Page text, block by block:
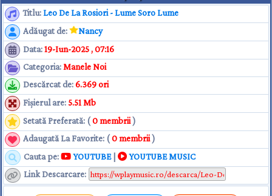
Titlu: Leo De La Rosiori - Lume Soro Lume
Adăugat de:
Nancy
Data:19-Iun-2025 , 07:16
Categoria: Manele Noi
Descărcat de:6.369 ori
Fişierul are:5.51 Mb
Setată Preferată: (0 membrii )
Adaugată La Favorite: (0 membrii )
Cauta pe:
YOUTUBE|
YOUTUBE MUSIC
Link Descarcare: